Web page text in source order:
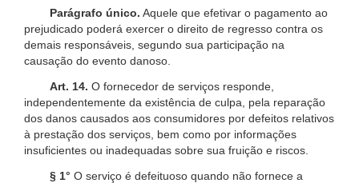
Parágrafo único. Aquele que efetivar o pagamento ao
prejudicado poderá exercer o direito de regresso contra os
demais responsáveis, segundo sua participação na
causação do evento danoso.
Art. 14. O fornecedor de serviços responde,
independentemente da existência de culpa, pela reparação
dos danos causados aos consumidores por defeitos relativos
à prestação dos serviços, bem como por informações
insuficientes ou inadequadas sobre sua fruição e riscos.
§ 1° O serviço é defeituoso quando não fornece a